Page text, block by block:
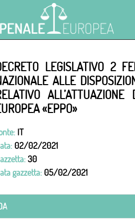
LEGISLATIVO 2
ALLE
«EPPO»
IT
02/02/2021
30
gazzetta: 05/02/2021